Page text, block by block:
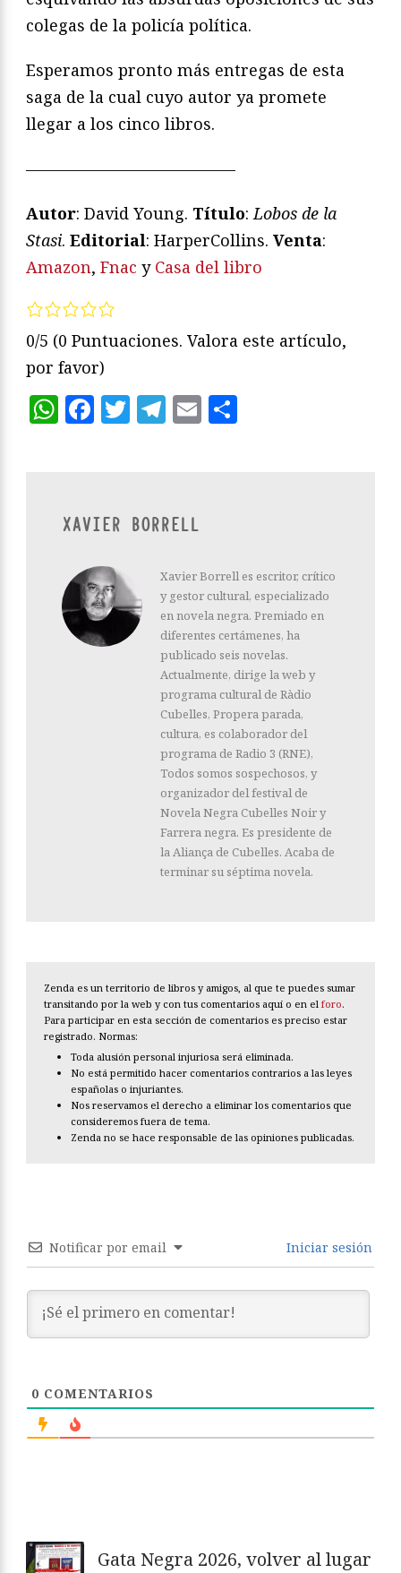
colegas de la policía política.
Esperamos pronto más entregas de esta
saga de la cual cuyo autor ya promete
llegar a los cinco libros.
—————————————
Autor: David Young. Título: Lobos de la
Stasi. Editorial: HarperCollins. Venta:
Amazon, Fnac y Casa del libro
0/5 (0 Puntuaciones. Valora este artículo,
por favor)
WhatsApp
Facebook
Twitter
Telegram
Email
XAVIER BORRELL
Xavier Borrell es escritor, crítico
y gestor cultural, especializado
en novela negra. Premiado en
diferentes certámenes, ha
publicado seis novelas.
Actualmente, dirige la web y
programa cultural de Ràdio
Cubelles, Propera parada,
cultura, es colaborador del
programa de Radio 3 (RNE),
Todos somos sospechosos, y
organizador del festival de
Novela Negra Cubelles Noir y
Farrera negra. Es presidente de
la Aliança de Cubelles. Acaba de
terminar su séptima novela.
Zenda es un territorio de libros y amigos, al que te puedes sumar
transitando por la web y con tus comentarios aquí o en el foro.
Para participar en esta sección de comentarios es preciso estar
registrado. Normas:
Toda alusión personal injuriosa será eliminada.
No está permitido hacer comentarios contrarios a las leyes
españolas o injuriantes.
Nos reservamos el derecho a eliminar los comentarios que
consideremos fuera de tema.
Zenda no se hace responsable de las opiniones publicadas.
Notificar por email Iniciar sesión
0 COMENTARIOS
Gata Negra 2026, volver al lugar